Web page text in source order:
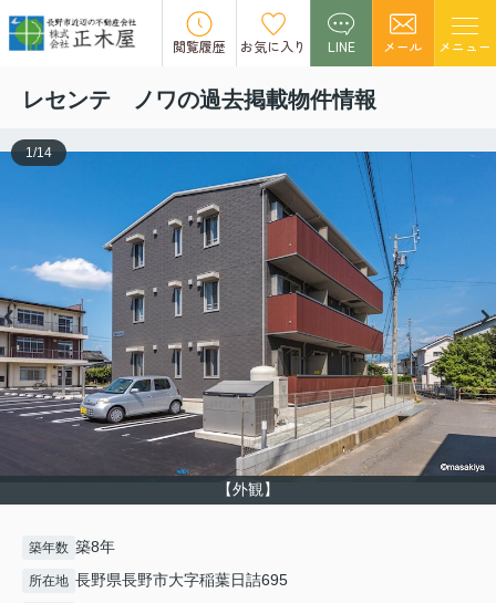
閲覧履歴 お気に入り LINE メール メニュー
この物件の募集は終了しました。
レセンテ ノワの過去掲載物件情報
【外観】
1/14
築年数 築8年
所在地 長野県長野市大字稲葉日詰695